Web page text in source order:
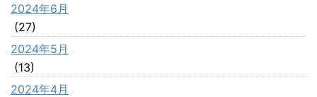
2024年6月
(27)
2024年5月
(13)
2024年4月